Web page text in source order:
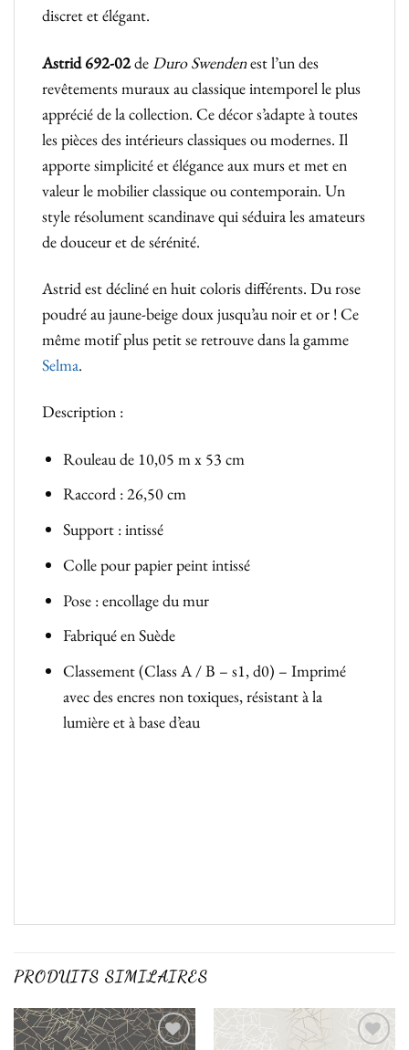
discret et élégant.
Astrid 692-02deDuro Swendenest l’un des
revêtements muraux au classique intemporel le plus
apprécié de la collection. Ce décor s’adapte à toutes
les pièces des intérieurs classiques ou modernes. Il
apporte simplicité et élégance aux murs et met en
valeur le mobilier classique ou contemporain. Un
style résolument scandinave qui séduira les amateurs
de douceur et de sérénité.
Astrid est décliné en huit coloris différents. Du rose
poudré au jaune-beige doux jusqu’au noir et or ! Ce
même motif plus petit se retrouve dans la gamme
Selma.
Description :
Rouleau de 10,05 m x 53 cm
Raccord : 26,50 cm
Support : intissé
Colle pour papier peint intissé
Pose : encollage du mur
Fabriqué en Suède
Classement (Class A / B – s1, d0) – Imprimé
avec des encres non toxiques, résistant à la
lumière et à base d’eau
PRODUITS SIMILAIRES